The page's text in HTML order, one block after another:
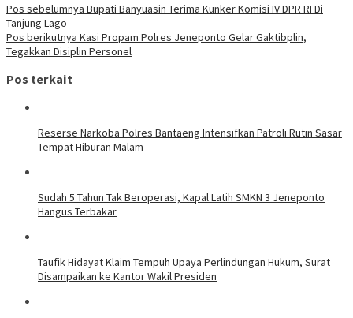
Pos sebelumnya Bupati Banyuasin Terima Kunker Komisi IV DPR RI Di
Tanjung Lago
Pos berikutnya Kasi Propam Polres Jeneponto Gelar Gaktibplin,
Tegakkan Disiplin Personel
Pos terkait
Reserse Narkoba Polres Bantaeng Intensifkan Patroli Rutin Sasar
Tempat Hiburan Malam
Sudah 5 Tahun Tak Beroperasi, Kapal Latih SMKN 3 Jeneponto
Hangus Terbakar
Taufik Hidayat Klaim Tempuh Upaya Perlindungan Hukum, Surat
Disampaikan ke Kantor Wakil Presiden